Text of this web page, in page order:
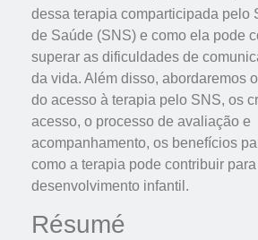
dessa terapia comparticipada pelo
de Saúde (SNS) e como ela pode
superar as dificuldades de
da vida. Além disso, abordaremos
do acesso à terapia pelo SNS, os
acesso, o processo de avaliação e
acompanhamento, os benefícios
como a terapia pode contribuir
desenvolvimento infantil.
Résumé